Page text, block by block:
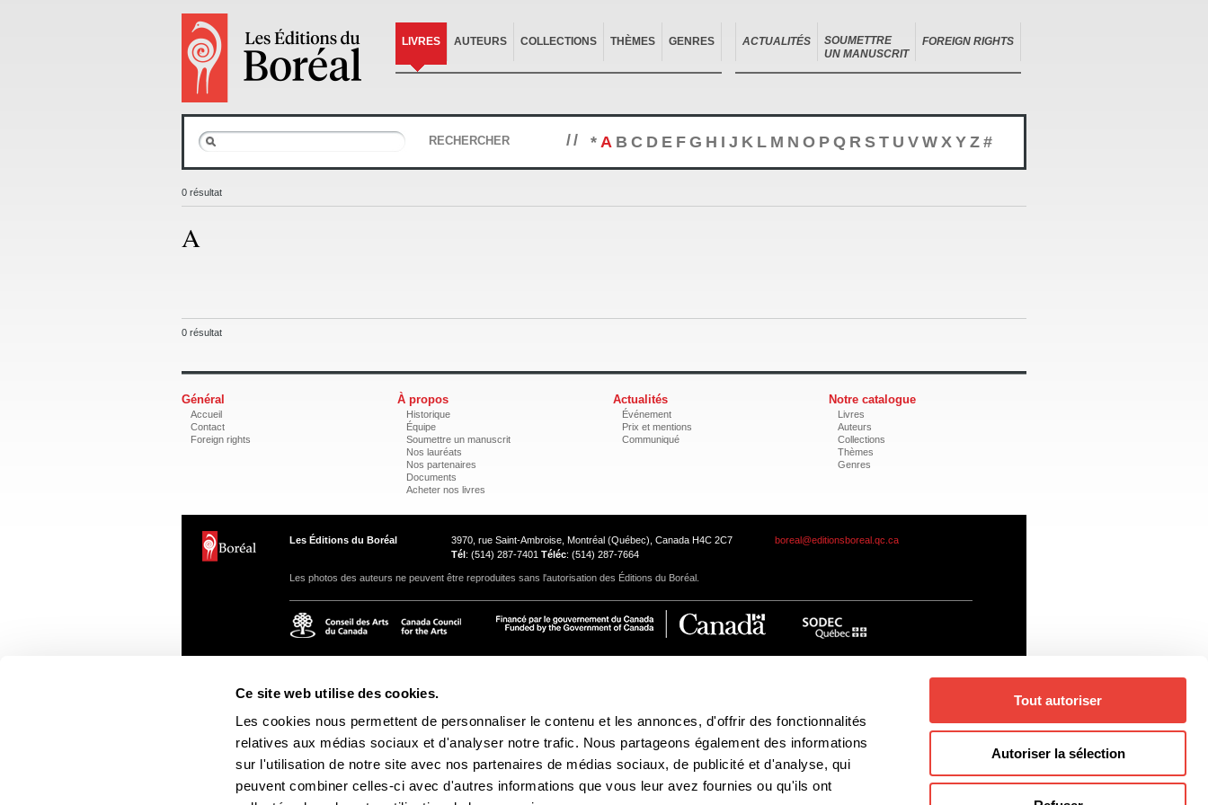
Ce site web utilise des cookies.
Les cookies nous permettent de personnaliser le contenu et les annonces, d'offrir des fonctionnalités
relatives aux médias sociaux et d'analyser notre trafic. Nous partageons également des informations
sur l'utilisation de notre site avec nos partenaires de médias sociaux, de publicité et d'analyse, qui
peuvent combiner celles-ci avec d'autres informations que vous leur avez fournies ou qu'ils ont
Tout autoriser
Autoriser la sélection
LIVRES AUTEURS COLLECTIONS THÈMES GENRES ACTUALITÉS
SOUMETTRE
UN MANUSCRIT
FOREIGN RIGHTS
RECHERCHER // * A B C D E F G H I J K L M N O P Q R S T U V W X Y Z #
0 résultat
A
0 résultat
Général
Accueil
Contact
Foreign rights
À propos
Historique
Équipe
Soumettre un manuscrit
Nos lauréats
Nos partenaires
Documents
Acheter nos livres
Actualités
Événement
Prix et mentions
Communiqué
Notre catalogue
Livres
Auteurs
Collections
Thèmes
Genres
Les Éditions du Boréal
3970, rue Saint-Ambroise, Montréal (Québec), Canada H4C 2C7
Tél: (514) 287-7401 Téléc: (514) 287-7664
boreal@editionsboreal.qc.ca
Les photos des auteurs ne peuvent être reproduites sans l'autorisation des Éditions du Boréal.